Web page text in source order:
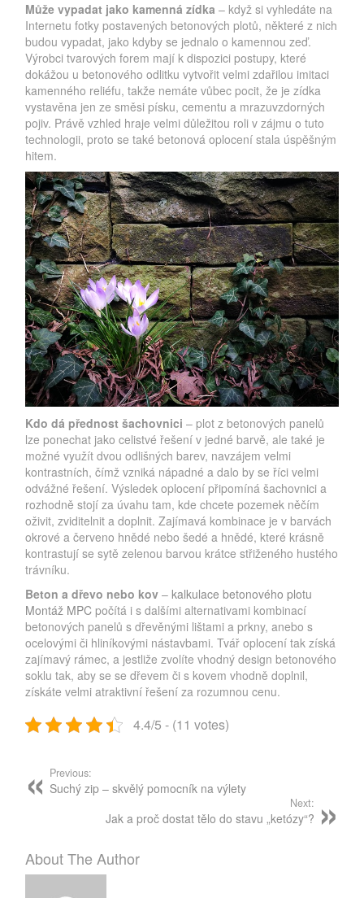
Může vypadat jako kamenná zídka – když si vyhledáte na
Internetu fotky postavených betonových plotů, některé z nich
budou vypadat, jako kdyby se jednalo o kamennou zeď.
Výrobci tvarových forem mají k dispozici postupy, které
dokážou u betonového odlitku vytvořit velmi zdařilou imitaci
kamenného reliéfu, takže nemáte vůbec pocit, že je zídka
vystavěna jen ze směsi písku, cementu a mrazuvzdorných
pojiv. Právě vzhled hraje velmi důležitou roli v zájmu o tuto
technologii, proto se také betonová oplocení stala úspěšným
hitem.
Kdo dá přednost šachovnici – plot z betonových panelů
lze ponechat jako celistvé řešení v jedné barvě, ale také je
možné využít dvou odlišných barev, navzájem velmi
kontrastních, čímž vzniká nápadné a dalo by se říci velmi
odvážné řešení. Výsledek oplocení připomíná šachovnici a
rozhodně stojí za úvahu tam, kde chcete pozemek něčím
oživit, zviditelnit a doplnit. Zajímavá kombinace je v barvách
okrové a červeno hnědé nebo šedé a hnědé, které krásně
kontrastují se sytě zelenou barvou krátce střiženého hustého
trávníku.
Beton a dřevo nebo kov –kalkulace betonového plotu
Montáž MPC počítá i s dalšími alternativami kombinací
betonových panelů s dřevěnými lištami a prkny, anebo s
ocelovými či hliníkovými nástavbami. Tvář oplocení tak získá
zajímavý rámec, a jestliže zvolíte vhodný design betonového
soklu tak, aby se se dřevem či s kovem vhodně doplnil,
získáte velmi atraktivní řešení za rozumnou cenu.
4.4/5 - (11 votes)
navigation
Previous:
Suchý zip – skvělý pomocník na výlety
Next:
Jak a proč dostat tělo do stavu „ketózy“?
About The Author